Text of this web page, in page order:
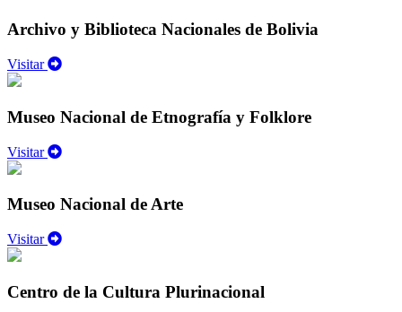
Archivo y Biblioteca Nacionales de Bolivia
Visitar
Museo Nacional de Etnografía y Folklore
Visitar
Museo Nacional de Arte
Visitar
Centro de la Cultura Plurinacional